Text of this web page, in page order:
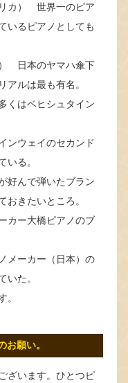
カ） 世界一のピア
いるピアノとしても
日本のヤマハ傘下
アルは最も有名。
くはベヒシュタイン
ンウェイのセカンド
いる。
好んで弾いたブラン
おきたいところ。
カー大橋ピアノのブ
メーカー（日本）の
いた。
。
お願い。
ざいます。ひとつピ